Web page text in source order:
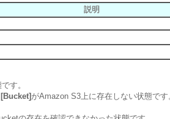
説明
す。
[Bucket] がAmazon S3上に存在しない状態で